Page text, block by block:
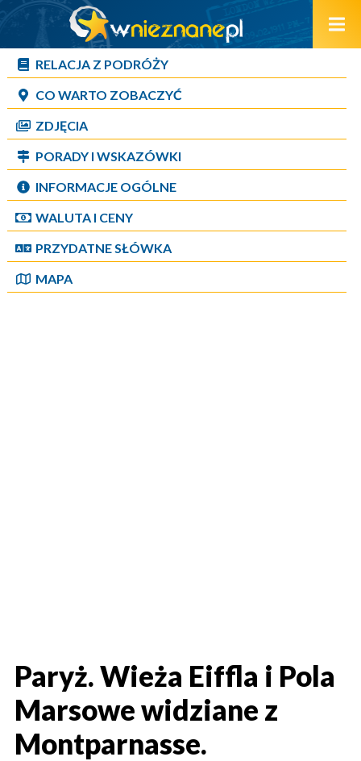
RELACJA Z PODRÓŻY
CO WARTO ZOBACZYĆ
ZDJĘCIA
PORADY I WSKAZÓWKI
INFORMACJE OGÓLNE
WALUTA I CENY
PRZYDATNE SŁÓWKA
MAPA
Paryż. Wieża Eiffla i Pola
Marsowe widziane z
Montparnasse.